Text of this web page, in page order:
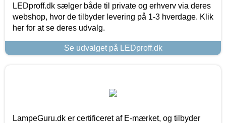
LEDproff.dk sælger både til private og erhverv via deres
webshop, hvor de tilbyder levering på 1-3 hverdage. Klik
her for at se deres udvalg.
Se udvalget på LEDproff.dk
LampeGuru.dk er certificeret af E-mærket, og tilbyder